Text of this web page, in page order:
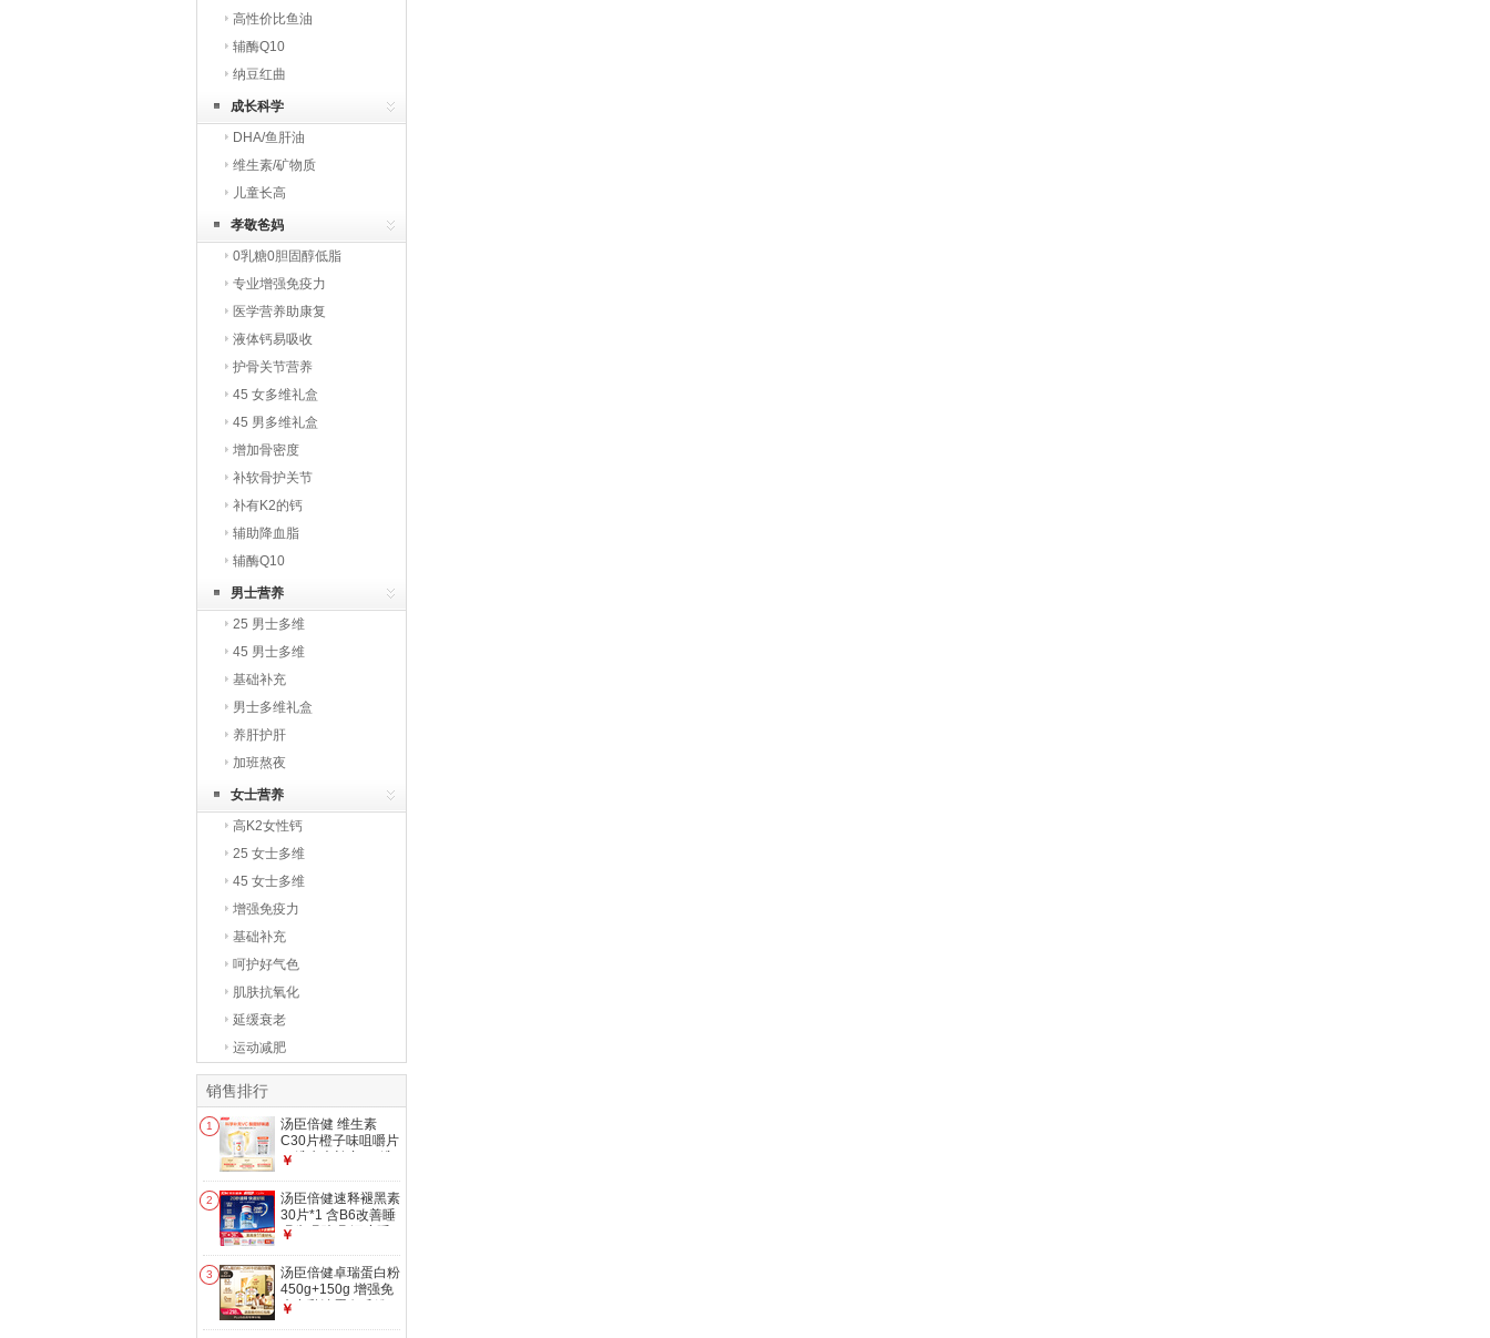
高性价比鱼油
辅酶Q10
纳豆红曲
成长科学
DHA/鱼肝油
维生素/矿物质
儿童长高
孝敬爸妈
0乳糖0胆固醇低脂
专业增强免疫力
医学营养助康复
液体钙易吸收
护骨关节营养
45 女多维礼盒
45 男多维礼盒
增加骨密度
补软骨护关节
补有K2的钙
辅助降血脂
辅酶Q10
男士营养
25 男士多维
45 男士多维
基础补充
男士多维礼盒
养肝护肝
加班熬夜
女士营养
高K2女性钙
25 女士多维
45 女士多维
增强免疫力
基础补充
呵护好气色
肌肤抗氧化
延缓衰老
运动减肥
销售排行
1
汤臣倍健 维生素
C30片橙子味咀嚼片
vc维生素补充VC维c
￥
2
汤臣倍健速释褪黑素
30片*1 含B6改善睡
眠失眠助眠 深度睡
￥
3
汤臣倍健卓瑞蛋白粉
450g+150g 增强免
疫力乳清蛋白质粉
￥